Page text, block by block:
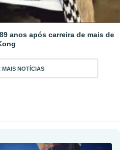
anos após carreira de mais de
MAIS NOTÍCIAS